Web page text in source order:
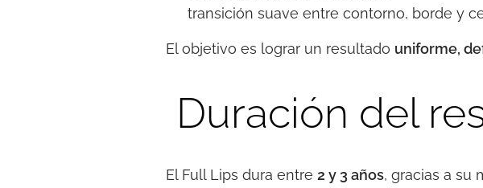
✨ transición suave entre contorno, borde y
El objetivo es lograr un resultado uniforme,
Duración del
El Full Lips dura entre 2 y 3 años, gracias a su